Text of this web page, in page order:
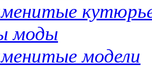
моды
модели